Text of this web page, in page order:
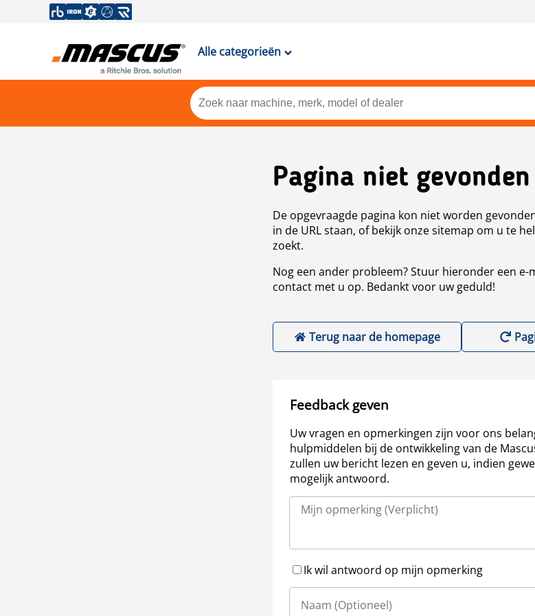
Alle categorieën
Pagina niet gevonden
De opgevraagde pagina kon niet worden
in de URL staan, of bekijk onze sitemap om u te
zoekt.
Nog een ander probleem? Stuur hieronder een e-
contact met u op. Bedankt voor uw geduld!
Terug naar de homepage
Feedback geven
Uw vragen en opmerkingen zijn voor ons
hulpmiddelen bij de ontwikkeling van de
zullen uw bericht lezen en geven u, indien
mogelijk antwoord.
Ik wil antwoord op mijn opmerking